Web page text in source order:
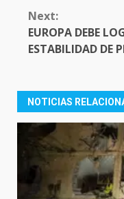
Next:
EUROPA DEBE
ESTABILIDAD DE
NOTICIAS